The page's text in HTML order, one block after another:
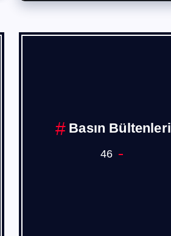
Burak PEHLİVAN
4